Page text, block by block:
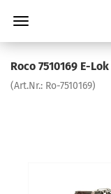
Roco 7510169 E-
(Art.Nr.: Ro-7510169)